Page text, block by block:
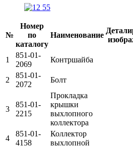
№
Номер
по
каталогу
Наименование
1
851-01-
2069
Контршайба
2
851-01-
2072
Болт
3
851-01-
2215
Прокладка
крышки
выхлопного
коллектора
4
851-01-
4158
Коллектор
выхлопной